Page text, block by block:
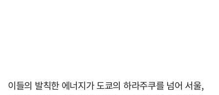
이들의 발칙한 에너지가 도쿄의 하라주쿠를 넘어 서울,